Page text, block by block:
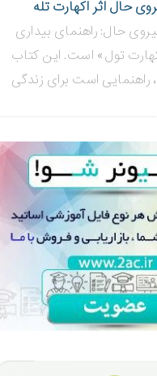
حال اثر اکهارت تله
حال: راهنمای بیداری
تول» است. این کتاب
است برای زندگی